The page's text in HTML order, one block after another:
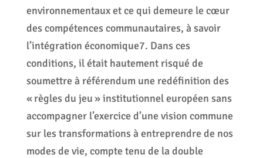
environnementaux et ce qui demeure le cœur
des compétences communautaires, à savoir
l’intégration économique7. Dans ces
conditions, il était hautement risqué de
soumettre à référendum une redéfinition des
« règles du jeu » institutionnel européen sans
accompagner l’exercice d’une vision commune
sur les transformations à entreprendre de nos
modes de vie, compte tenu de la double